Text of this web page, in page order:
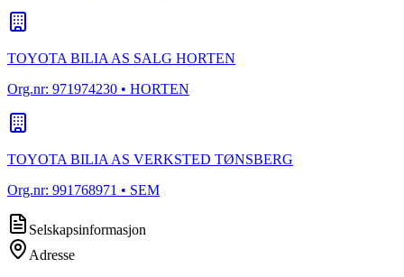
TOYOTA BILIA AS SALG HORTEN
Org.nr: 971974230 • HORTEN
TOYOTA BILIA AS VERKSTED TØNSBERG
Org.nr: 991768971 • SEM
Selskapsinformasjon
Adresse